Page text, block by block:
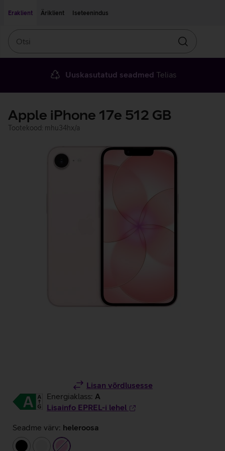
Eraklient
Äriklient Iseteenindus
Otsin
Uuskasutatud seadmed Telias
Apple iPhone 17e 512 GB
Tootekood: mhu34hx/a
Lisan võrdlusesse
Energiaklass: A
Lisainfo EPREL-i lehel
Seadme värv: heleroosa
must
valgeheleroosa